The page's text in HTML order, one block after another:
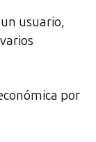
usuario,
por